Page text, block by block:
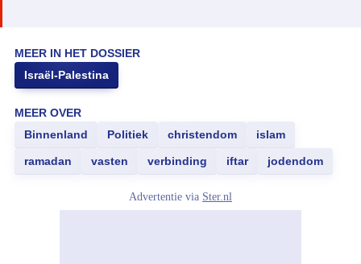
MEER IN HET DOSSIER
Israël-Palestina
MEER OVER
Binnenland
Politiek christendom islam
ramadan vasten verbinding iftar jodendom
Advertentie via Ster.nl